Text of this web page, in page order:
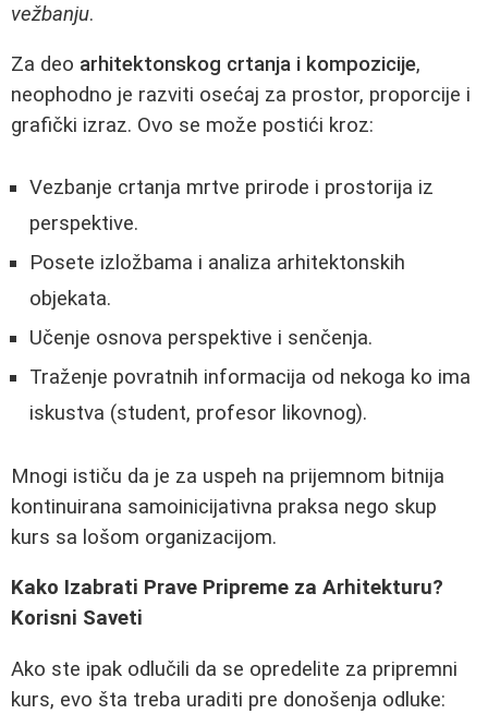
vežbanju.
Za deo arhitektonskog crtanja i kompozicije,
neophodno je razviti osećaj za prostor, proporcije i
grafički izraz. Ovo se može postići kroz:
Vezbanje crtanja mrtve prirode i prostorija iz
perspektive.
Posete izložbama i analiza arhitektonskih
objekata.
Učenje osnova perspektive i senčenja.
Traženje povratnih informacija od nekoga ko ima
iskustva (student, profesor likovnog).
Mnogi ističu da je za uspeh na prijemnom bitnija
kontinuirana samoinicijativna praksa nego skup
kurs sa lošom organizacijom.
Kako Izabrati Prave Pripreme za Arhitekturu?
Korisni Saveti
Ako ste ipak odlučili da se opredelite za pripremni
kurs, evo šta treba uraditi pre donošenja odluke: